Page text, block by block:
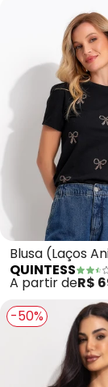
Blusa (Laços
Print) em
Algodão
QUINTESS
A partir deR$
-50%